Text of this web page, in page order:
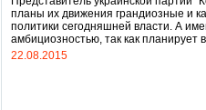
планы их движения грандиозные и
политики сегодняшней власти. А
амбициозностью, так как планирует
22.08.2015